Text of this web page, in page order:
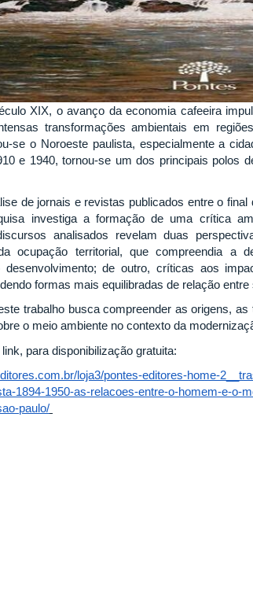
XIX, o avanço da economia cafeeira
transformações ambientais em
se o Noroeste paulista, especialmente a
e 1940, tornou-se um dos principais polos
de jornais e revistas publicados entre o
investiga a formação de uma crítica
analisados revelam duas
ocupação territorial, que compreendia a
desenvolvimento; de outro, críticas aos
formas mais equilibradas de relação
trabalho busca compreender as origens,
o meio ambiente no contexto da
para disponibilização gratuita:
loja3/pontes-editores-home-
1894-1950-as-relacoes-entre-o-homem-e-o-
paulo/